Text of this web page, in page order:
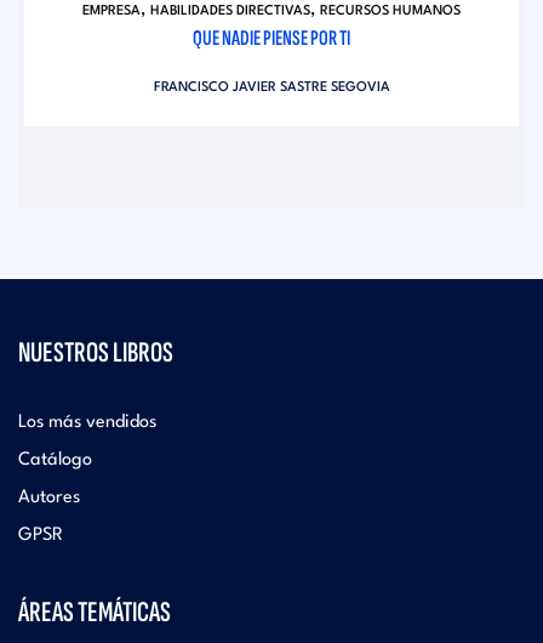
EMPRESA, HABILIDADES DIRECTIVAS, RECURSOS HUMANOS
QUE NADIE PIENSE POR TI
FRANCISCO JAVIER SASTRE SEGOVIA
NUESTROS LIBROS
Los más vendidos
Catálogo
Autores
GPSR
ÁREAS TEMÁTICAS